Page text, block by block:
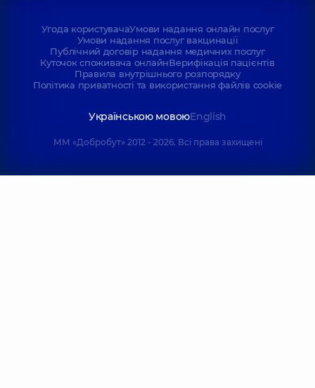
Угода користувачаУмови надання онлайн послуг
Умови надання послуг вакцинації
Публічний договір надання медичних послуг
Куточок споживача онлайнВерифікація пацієнтів
Правила внутрішнього розпорядку
Політика приватності та використання файлів cookie
Українською мовоюEnglish
ММ «Добробут» 2012 - 2026. Всі права захищені